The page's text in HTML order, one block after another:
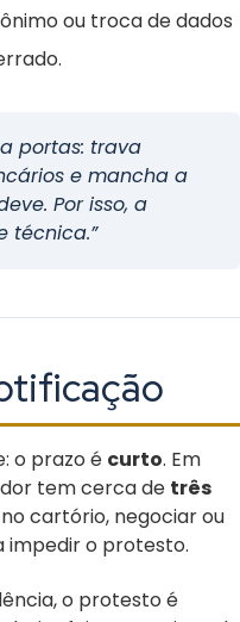
ou troca de dados
portas: trava
e mancha a
Por isso, a
técnica.”
o prazo é curto. Em
tem cerca de três
cartório, negociar ou
impedir o protesto.
o protesto é